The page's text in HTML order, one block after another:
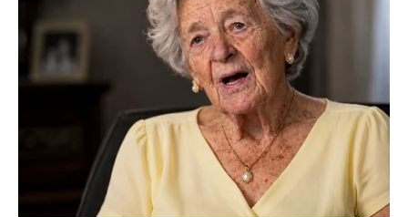
Ovaj susret može doći na mestu gde se okupljaju ljudi,
kroz posao, kroz društveni događaj, ili čak kroz neku
potpuno spontanu situaciju, ali će vam doneti osećaj da
se pred vama otvara drugačiji svet, jer ćete upoznati
osobu koja vas inspiriše, koja vas mentalno pokreće i koja
ne prihvata površne odgovore. Biće to neko ko vas tera
da se pogledate iskreno i da se zapitate da li ste birali
ljubav ili naviku, da li ste ćutali da biste sačuvali odnos ili